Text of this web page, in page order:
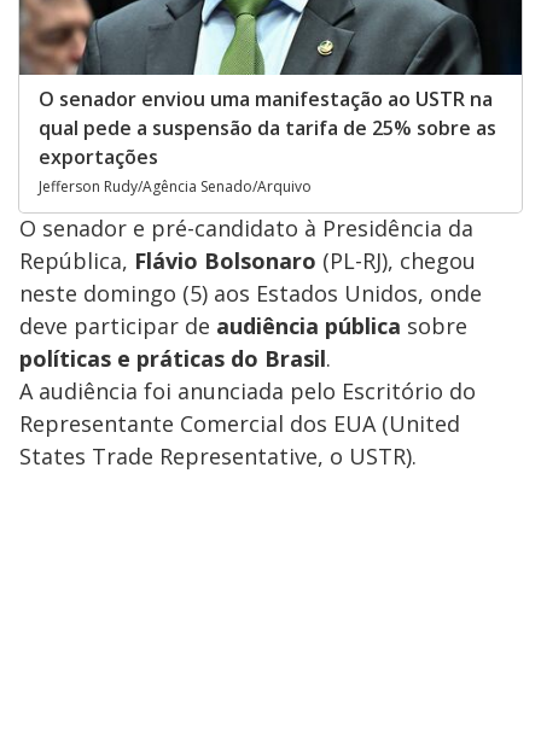
O senador enviou uma manifestação ao USTR na
qual pede a suspensão da tarifa de 25% sobre as
exportações
Jefferson Rudy/Agência Senado/Arquivo
O senador e pré-candidato à Presidência da
República, Flávio Bolsonaro (PL-RJ), chegou
neste domingo (5) aos Estados Unidos, onde
deve participar de audiência pública sobre
políticas e práticas do Brasil.
A audiência foi anunciada pelo Escritório do
Representante Comercial dos EUA (United
States Trade Representative, o USTR).